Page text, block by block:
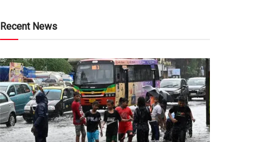
Recent News